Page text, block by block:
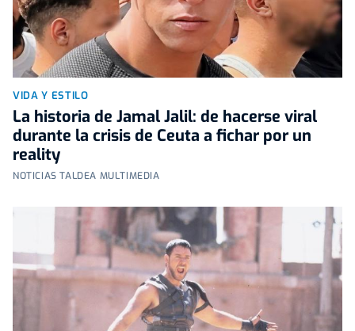
VIDA Y ESTILO
La historia de Jamal Jalil: de hacerse viral
durante la crisis de Ceuta a fichar por un
reality
NOTICIAS TALDEA MULTIMEDIA